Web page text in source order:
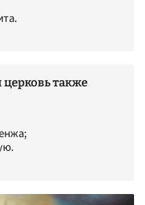
церковь также